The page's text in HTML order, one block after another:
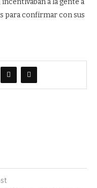
a la gente a
para confirmar con sus